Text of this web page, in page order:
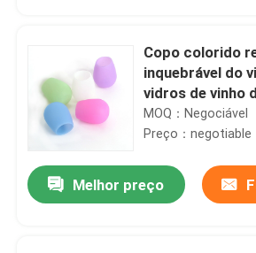
Copo colorido
inquebrável do
vidros de vinho
café
MOQ：Negociável
Preço：negotiable
Melhor preço